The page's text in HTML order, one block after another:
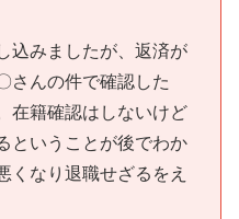
込みましたが、返済が
さんの件で確認した
在籍確認はしないけど
ということが後でわか
くなり退職せざるをえ